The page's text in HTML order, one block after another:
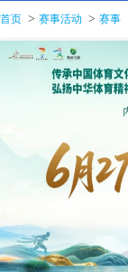
首页 > 赛事活动 > 赛事